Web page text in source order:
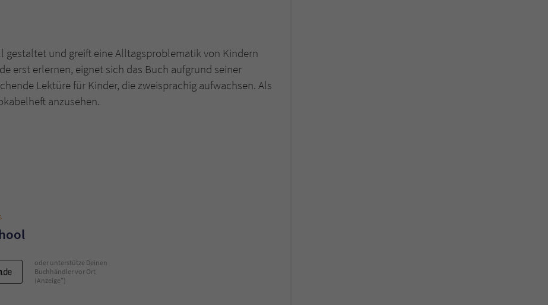
gestaltet und greift eine Alltagsproblematik von Kindern
erst erlernen, eignet sich das Buch aufgrund seiner
Lektüre für Kinder, die zweisprachig aufwachsen. Als
anzusehen.
oder unterstütze Deinen
Buchhändler vor Ort
(Anzeige*)